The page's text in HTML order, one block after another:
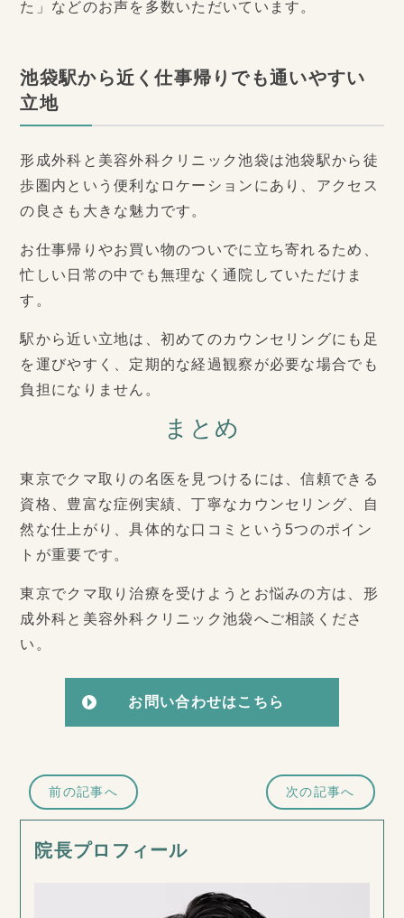
た」などのお声を多数いただいています。
池袋駅から近く仕事帰りでも通いやすい
立地
形成外科と美容外科クリニック池袋は池袋駅から徒
歩圏内という便利なロケーションにあり、アクセス
の良さも大きな魅力です。
お仕事帰りやお買い物のついでに立ち寄れるため、
忙しい日常の中でも無理なく通院していただけま
す。
駅から近い立地は、初めてのカウンセリングにも足
を運びやすく、定期的な経過観察が必要な場合でも
負担になりません。
まとめ
東京でクマ取りの名医を見つけるには、信頼できる
資格、豊富な症例実績、丁寧なカウンセリング、自
然な仕上がり、具体的な口コミという5つのポイン
トが重要です。
東京でクマ取り治療を受けようとお悩みの方は、形
成外科と美容外科クリニック池袋へご相談くださ
い。
お問い合わせはこちら
前の記事へ 次の記事へ
院長プロフィール